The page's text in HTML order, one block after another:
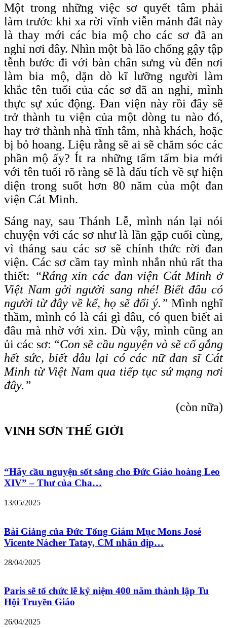
Một trong những việc sơ quyết tâm phải
làm trước khi xa rời vĩnh viễn mảnh đất này
là thay mới các bia mộ cho các sơ đã an
nghỉ nơi đây. Nhìn một bà lão chống gậy tập
tễnh bước đi với bàn chân sưng vù đến nơi
làm bia mộ, dặn dò kĩ lưỡng người làm
khắc tên tuổi của các sơ đã an nghỉ, mình
thực sự xúc động. Đan viện này rồi đây sẽ
trở thành tu viện của một dòng tu nào đó,
hay trở thành nhà tĩnh tâm, nhà khách, hoặc
bị bỏ hoang. Liệu rằng sẽ ai sẽ chăm sóc các
phần mộ ấy? Ít ra những tấm tấm bia mới
với tên tuổi rõ ràng sẽ là dấu tích về sự hiện
diện trong suốt hơn 80 năm của một đan
viện Cát Minh.
Sáng nay, sau Thánh Lễ, mình nán lại nói
chuyện với các sơ như là lần gặp cuối cùng,
vì tháng sau các sơ sẽ chính thức rời đan
viện. Các sơ cầm tay mình nhắn nhủ rất tha
thiết: “Ráng xin các đan viện Cát Minh ở
Việt Nam gởi người sang nhé! Biết đâu có
người từ đây về kể, họ sẽ đổi ý.” Mình nghĩ
thầm, mình có là cái gì đâu, có quen biết ai
đâu mà nhờ với xin. Dù vậy, mình cũng an
ủi các sơ: “Con sẽ cầu nguyện và sẽ cố gắng
hết sức, biết đâu lại có các nữ đan sĩ Cát
Minh từ Việt Nam qua tiếp tục sứ mạng nơi
đây.”
(còn nữa)
VINH SƠN THẾ GIỚI
“Hãy cầu nguyện sốt sắng cho Đức Giáo hoàng Leo
XIV” – Thư của Cha…
13/05/2025
Bài Giảng của Đức Tổng Giám Mục Mons José
Vicente Nácher Tatay, CM nhân dịp…
28/04/2025
Paris sẽ tổ chức lễ kỷ niệm 400 năm thành lập Tu
Hội Truyền Giáo
26/04/2025